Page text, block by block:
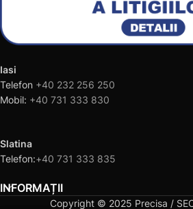
Iasi
Telefon +40 232 256 250
Mobil: +40 731 333 830
Slatina
Telefon:+40 731 333 835
INFORMAȚII
Copyright © 2025 Precisa /